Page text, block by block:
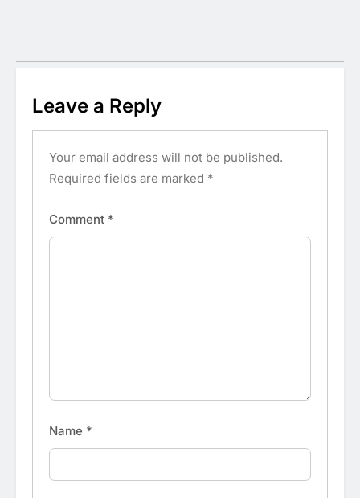
Leave a Reply
Your email address will not be published.
Required fields are marked *
Comment *
Name *